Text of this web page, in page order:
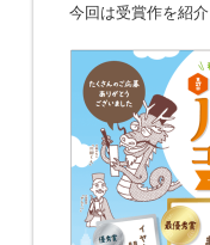
今回は受賞作を紹